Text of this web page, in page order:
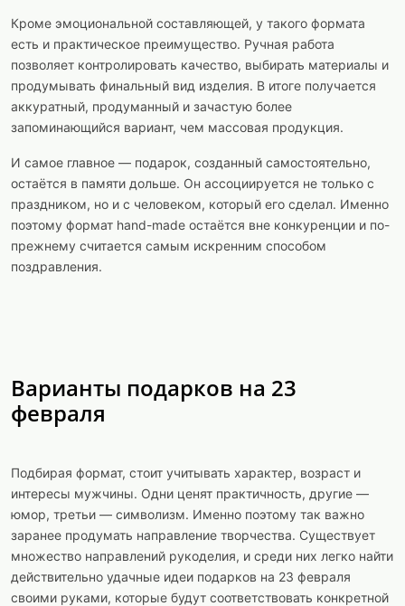
Кроме эмоциональной составляющей, у такого формата
есть и практическое преимущество. Ручная работа
позволяет контролировать качество, выбирать материалы и
продумывать финальный вид изделия. В итоге получается
аккуратный, продуманный и зачастую более
запоминающийся вариант, чем массовая продукция.
И самое главное — подарок, созданный самостоятельно,
остаётся в памяти дольше. Он ассоциируется не только с
праздником, но и с человеком, который его сделал. Именно
поэтому формат hand-made остаётся вне конкуренции и по-
прежнему считается самым искренним способом
поздравления.
Варианты подарков на 23
февраля
Подбирая формат, стоит учитывать характер, возраст и
интересы мужчины. Одни ценят практичность, другие —
юмор, третьи — символизм. Именно поэтому так важно
заранее продумать направление творчества. Существует
множество направлений рукоделия, и среди них легко найти
действительно удачные идеи подарков на 23 февраля
своими руками, которые будут соответствовать конкретной